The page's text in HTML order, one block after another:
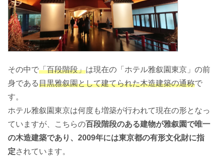
その中で「百段階段」は現在の「ホテル雅叙園東京」の前
身である目黒雅叙園として建てられた木造建築の通称で
す。
ホテル雅叙園東京は何度も増築が行われて現在の形となっ
ていますが、こちらの百段階段のある建物が雅叙園で唯一
の木造建築であり、2009年には東京都の有形文化財に指
定されています。